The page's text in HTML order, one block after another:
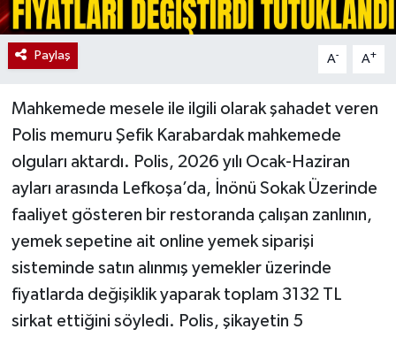
Paylaş A- A+
Mahkemede mesele ile ilgili olarak şahadet veren
Polis memuru Şefik Karabardak mahkemede
olguları aktardı. Polis, 2026 yılı Ocak-Haziran
ayları arasında Lefkoşa’da, İnönü Sokak Üzerinde
faaliyet gösteren bir restoranda çalışan zanlının,
yemek sepetine ait online yemek siparişi
sisteminde satın alınmış yemekler üzerinde
fiyatlarda değişiklik yaparak toplam 3132 TL
sirkat ettiğini söyledi. Polis, şikayetin 5